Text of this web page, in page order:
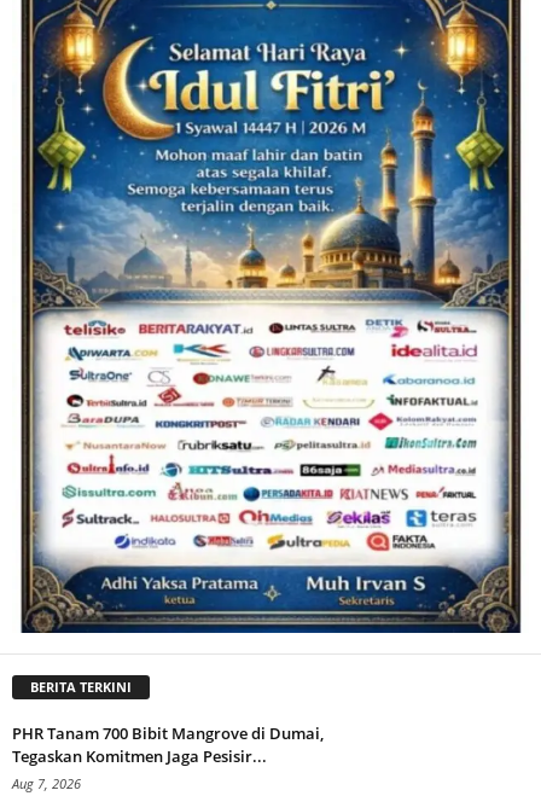
BERITA TERKINI
PHR Tanam 700 Bibit Mangrove di Dumai,
Tegaskan Komitmen Jaga Pesisir...
Aug 7, 2026